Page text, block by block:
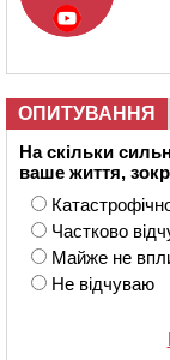
ОПИТУВАННЯ
На скільки
ваше життя,
Частково
Майже не
Не відчуваю